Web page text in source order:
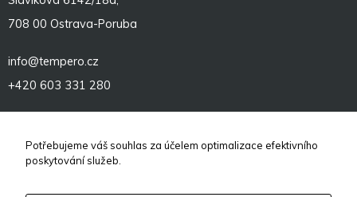
708 00 Ostrava-Poruba
info@tempero.cz
+420 603 331 280
Sociální sítě
Potřebujeme váš souhlas za účelem optimalizace efektivního
poskytování služeb.